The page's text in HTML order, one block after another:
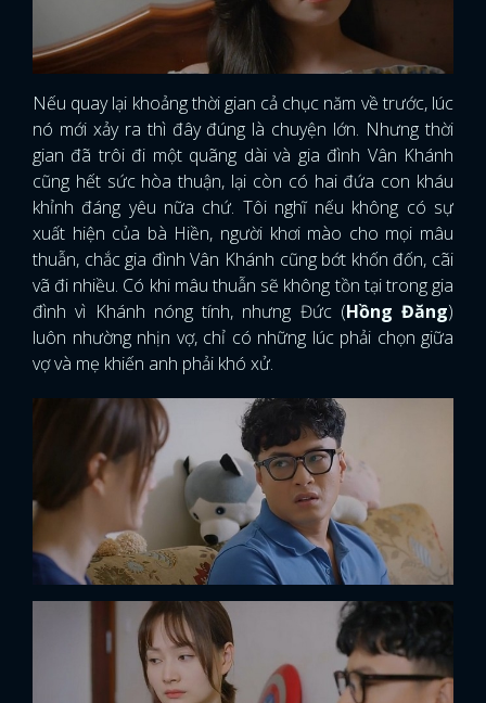
Nếu quay lại khoảng thời gian cả chục năm về trước, lúc
nó mới xảy ra thì đây đúng là chuyện lớn. Nhưng thời
gian đã trôi đi một quãng dài và gia đình Vân Khánh
cũng hết sức hòa thuận, lại còn có hai đứa con kháu
khỉnh đáng yêu nữa chứ. Tôi nghĩ nếu không có sự
xuất hiện của bà Hiền, người khơi mào cho mọi mâu
thuẫn, chắc gia đình Vân Khánh cũng bớt khốn đốn, cãi
vã đi nhiều. Có khi mâu thuẫn sẽ không tồn tại trong gia
đình vì Khánh nóng tính, nhưng Đức (Hồng Đăng)
luôn nhường nhịn vợ, chỉ có những lúc phải chọn giữa
vợ và mẹ khiến anh phải khó xử.